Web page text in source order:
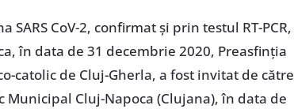
CoV-2, confirmat și prin testul RT-PCR,
în data de 31 decembrie 2020, Preasfinția
catolic de Cluj-Gherla, a fost invitat de către
Municipal Cluj-Napoca (Clujana), în data de